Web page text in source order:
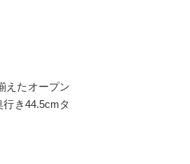
えたオープン
き44.5cmタ